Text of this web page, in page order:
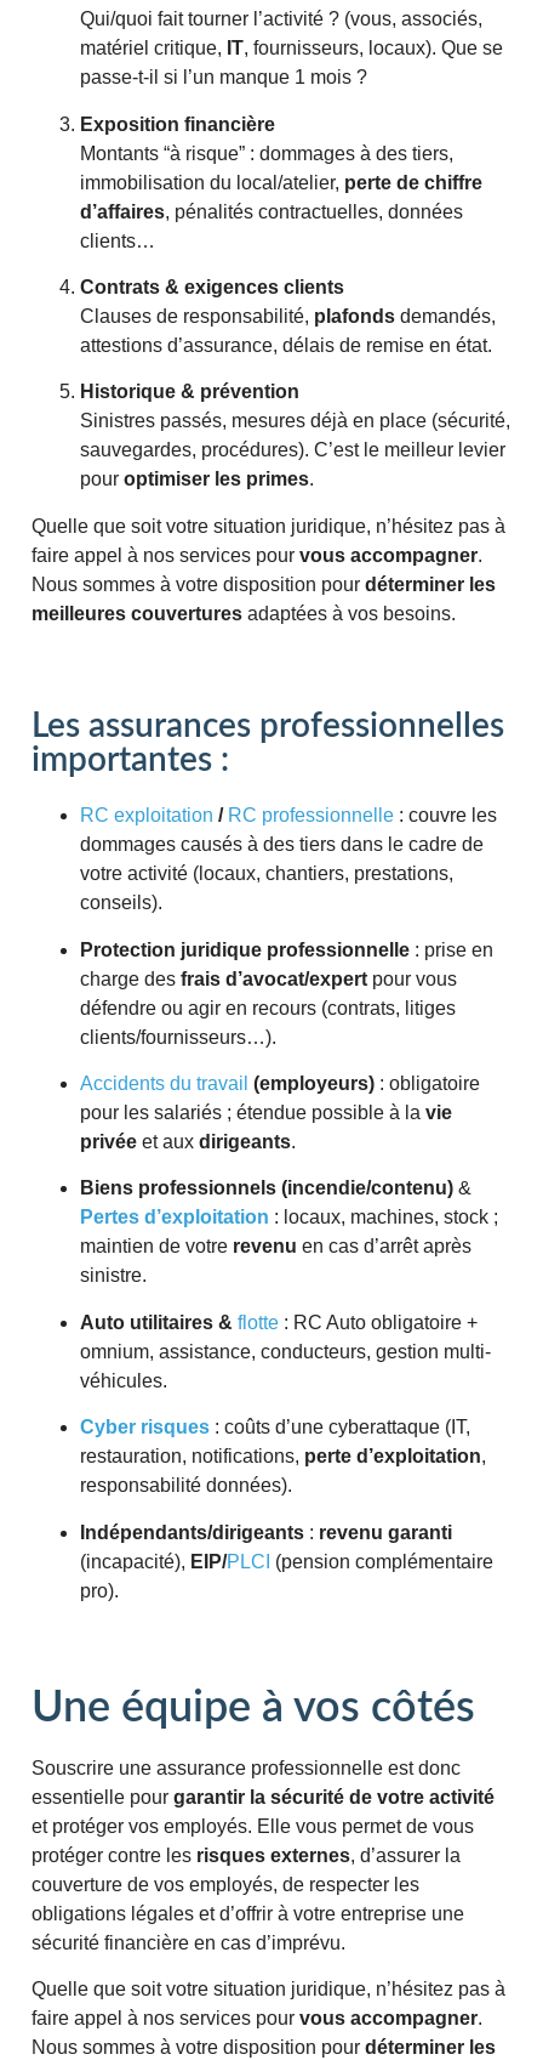
Qui/quoi fait tourner l’activité ? (vous, associés,
matériel critique, IT, fournisseurs, locaux). Que se
passe-t-il si l’un manque 1 mois ?
Exposition financière
Montants “à risque” : dommages à des tiers,
immobilisation du local/atelier, perte de chiffre
d’affaires, pénalités contractuelles, données
clients…
Contrats & exigences clients
Clauses de responsabilité, plafonds demandés,
attestions d’assurance, délais de remise en état.
Historique & prévention
Sinistres passés, mesures déjà en place (sécurité,
sauvegardes, procédures). C’est le meilleur levier
pour optimiser les primes.
Quelle que soit votre situation juridique, n’hésitez pas à
faire appel à nos services pour vous accompagner.
Nous sommes à votre disposition pour déterminer les
meilleures couvertures adaptées à vos besoins.
Les assurances professionnelles
importantes :
RC exploitation /RC professionnelle : couvre les
dommages causés à des tiers dans le cadre de
votre activité (locaux, chantiers, prestations,
conseils).
Protection juridique professionnelle : prise en
charge des frais d’avocat/expert pour vous
défendre ou agir en recours (contrats, litiges
clients/fournisseurs…).
Accidents du travail (employeurs) : obligatoire
pour les salariés ; étendue possible à la vie
privée et aux dirigeants.
Biens professionnels (incendie/contenu) &
Pertes d’exploitation : locaux, machines, stock ;
maintien de votre revenu en cas d’arrêt après
sinistre.
Auto utilitaires & flotte : RC Auto obligatoire +
omnium, assistance, conducteurs, gestion multi-
véhicules.
Cyber risques : coûts d’une cyberattaque (IT,
restauration, notifications, perte d’exploitation,
responsabilité données).
Indépendants/dirigeants : revenu garanti
(incapacité), EIP/PLCI (pension complémentaire
pro).
Une équipe à vos côtés
Souscrire une assurance professionnelle est donc
essentielle pour garantir la sécurité de votre activité
et protéger vos employés. Elle vous permet de vous
protéger contre les risques externes, d’assurer la
couverture de vos employés, de respecter les
obligations légales et d’offrir à votre entreprise une
sécurité financière en cas d’imprévu.
Quelle que soit votre situation juridique, n’hésitez pas à
faire appel à nos services pour vous accompagner.
Nous sommes à votre disposition pour déterminer les